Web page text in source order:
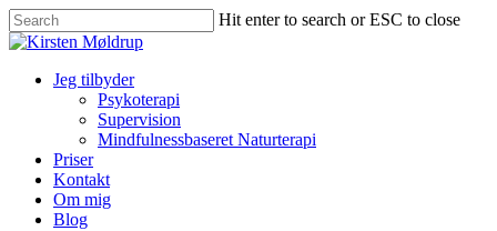
Hit enter to search or ESC to close
Jeg tilbyder
Psykoterapi
Supervision
Mindfulnessbaseret Naturterapi
Priser
Kontakt
Om mig
Blog